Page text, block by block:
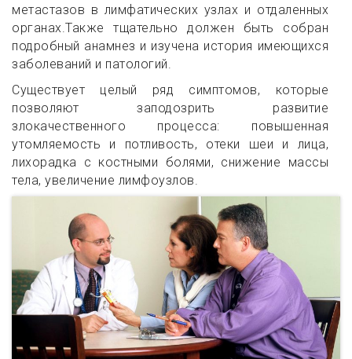
метастазов в лимфатических узлах и отдаленных
органах.Также тщательно должен быть собран
подробный анамнез и изучена история имеющихся
заболеваний и патологий.
Существует целый ряд симптомов, которые
позволяют заподозрить развитие
злокачественного процесса: повышенная
утомляемость и потливость, отеки шеи и лица,
лихорадка с костными болями, снижение массы
тела, увеличение лимфоузлов.